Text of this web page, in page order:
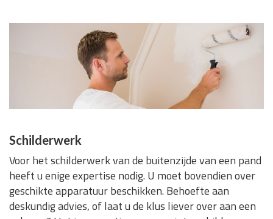
Schilderwerk
Voor het schilderwerk van de buitenzijde van een pand
heeft u enige expertise nodig. U moet bovendien over
geschikte apparatuur beschikken. Behoefte aan
deskundig advies, of laat u de klus liever over aan een